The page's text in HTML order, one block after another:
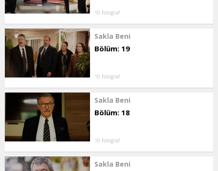
10 Fotoğraf
Sakla Beni
Bölüm: 19
10 Fotoğraf
Sakla Beni
Bölüm: 18
10 Fotoğraf
Sakla Beni